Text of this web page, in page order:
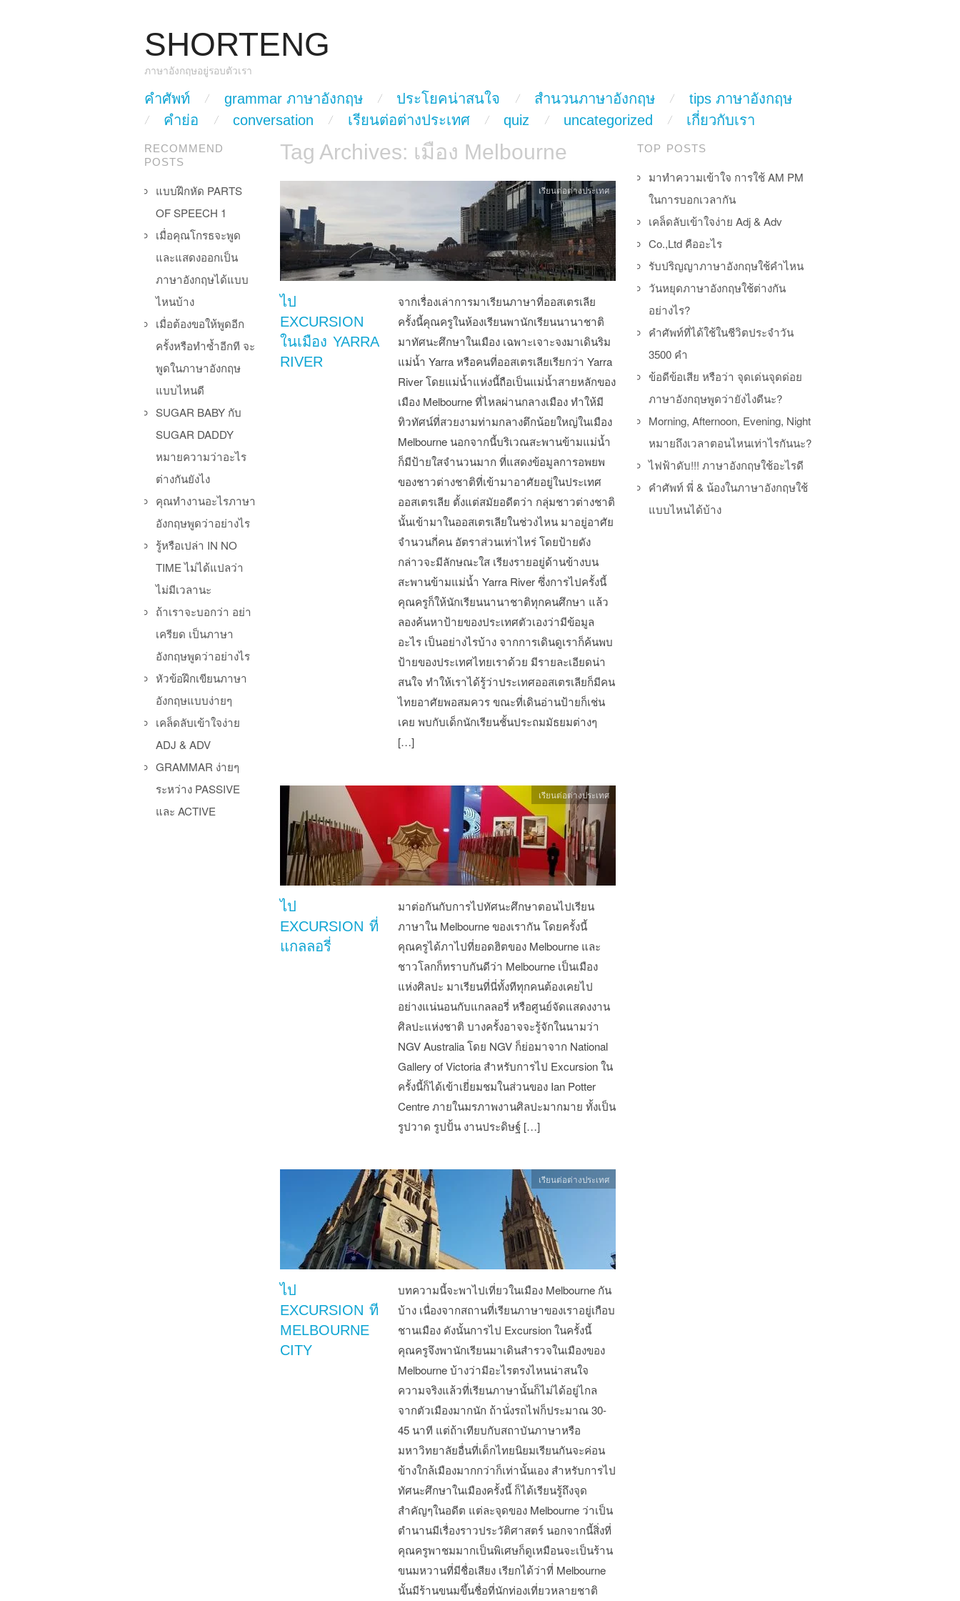
SHORTENG
ภาษาอังกฤษอยู่รอบตัวเรา
Main Menu
skip to content
คำศัพท์ grammar ภาษาอังกฤษ ประโยคน่าสนใจ สำนวนภาษาอังกฤษ
tips ภาษาอังกฤษ
คำย่อ
conversation เรียนต่อต่างประเทศ quiz uncategorized เกี่ยวกับเรา
Tag Archives: เมือง Melbourne
ไป
EXCURSION
ในเมือง YARRA
RIVER
จากเรื่องเล่าการมาเรียนภาษาที่ออสเตรเลีย
ครั้งนี้คุณครูในห้องเรียนพานักเรียนนานาชาติ
มาทัศนะศึกษาในเมือง เฉพาะเจาะจงมาเดินริม
แม่น้ำ Yarra หรือคนที่ออสเตรเลียเรียกว่า Yarra
River โดยแม่น้ำแห่งนี้ถือเป็นแม่น้ำสายหลักของ
เมือง Melbourne ที่ไหลผ่านกลางเมือง ทำให้มี
ทิวทัศน์ที่สวยงามท่ามกลางตึกน้อยใหญ่ในเมือง
Melbourne นอกจากนี้บริเวณสะพานข้ามแม่น้ำ
ก็มีป้ายใสจำนวนมาก ที่แสดงข้อมูลการอพยพ
ของชาวต่างชาติที่เข้ามาอาศัยอยู่ในประเทศ
ออสเตรเลีย ตั้งแต่สมัยอดีตว่า กลุ่มชาวต่างชาติ
นั้นเข้ามาในออสเตรเลียในช่วงไหน มาอยู่อาศัย
จำนวนกี่คน อัตราส่วนเท่าไหร่ โดยป้ายดัง
กล่าวจะมีลักษณะใส เรียงรายอยู่ด้านข้างบน
สะพานข้ามแม่น้ำ Yarra River ซึ่งการไปครั้งนี้
คุณครูก็ให้นักเรียนนานาชาติทุกคนศึกษา แล้ว
ลองค้นหาป้ายของประเทศตัวเองว่ามีข้อมูล
อะไร เป็นอย่างไรบ้าง จากการเดินดูเราก็ค้นพบ
ป้ายของประเทศไทยเราด้วย มีรายละเอียดน่า
สนใจ ทำให้เราได้รู้ว่าประเทศออสเตรเลียก็มีคน
ไทยอาศัยพอสมควร ขณะที่เดินอ่านป้ายก็เช่น
เคย พบกับเด็กนักเรียนชั้นประถมมัธยมต่างๆ
[…]
เรียนต่อต่างประเทศ
ไป
EXCURSION ที่
แกลลอรี่
มาต่อกันกับการไปทัศนะศึกษาตอนไปเรียน
ภาษาใน Melbourne ของเรากัน โดยครั้งนี้
คุณครูได้ภาไปที่ยอดฮิตของ Melbourne และ
ชาวโลกก็ทราบกันดีว่า Melbourne เป็นเมือง
แห่งศิลปะ มาเรียนที่นี่ทั้งทีทุกคนต้องเคยไป
อย่างแน่นอนกับแกลลอรี่ หรือศูนย์จัดแสดงงาน
ศิลปะแห่งชาติ บางครั้งอาจจะรู้จักในนามว่า
NGV Australia โดย NGV ก็ย่อมาจาก National
Gallery of Victoria สำหรับการไป Excursion ใน
ครั้งนี้ก็ได้เข้าเยี่ยมชมในส่วนของ Ian Potter
Centre ภายในมรภาพงานศิลปะมากมาย ทั้งเป็น
รูปวาด รูปปั้น งานประดิษฐ์ […]
เรียนต่อต่างประเทศ
ไป
EXCURSION ที
MELBOURNE
CITY
บทความนี้จะพาไปเที่ยวในเมือง Melbourne กัน
บ้าง เนื่องจากสถานที่เรียนภาษาของเราอยู่เกือบ
ชานเมือง ดังนั้นการไป Excursion ในครั้งนี้
คุณครูจึงพานักเรียนมาเดินสำรวจในเมืองของ
Melbourne บ้างว่ามีอะไรตรงไหนน่าสนใจ
ความจริงแล้วที่เรียนภาษานั้นก็ไม่ได้อยู่ไกล
จากตัวเมืองมากนัก ถ้านั่งรถไฟก็ประมาณ 30-
45 นาที แต่ถ้าเทียบกับสถาบันภาษาหรือ
มหาวิทยาลัยอื่นที่เด็กไทยนิยมเรียนกันจะค่อน
ข้างใกล้เมืองมากกว่าก็เท่านั้นเอง สำหรับการไป
ทัศนะศึกษาในเมืองครั้งนี้ ก็ได้เรียนรู้ถึงจุด
สำคัญๆในอดีต แต่ละจุดของ Melbourne ว่าเป็น
ตำนานมีเรื่องราวประวัติศาสตร์ นอกจากนี้สิ่งที่
คุณครูพาชมมากเป็นพิเศษก็ดูเหมือนจะเป็นร้าน
ขนมหวานที่มีชื่อเสียง เรียกได้ว่าที่ Melbourne
นั้นมีร้านขนมขึ้นชื่อที่นักท่องเที่ยวหลายชาติ
เรียนต่อต่างประเทศ
RECOMMEND
POSTS
แบบฝึกหัด PARTS
OF SPEECH 1
เมื่อคุณโกรธจะพูด
และแสดงออกเป็น
ภาษาอังกฤษได้แบบ
ไหนบ้าง
เมื่อต้องขอให้พูดอีก
ครั้งหรือทำซ้ำอีกที จะ
พูดในภาษาอังกฤษ
แบบไหนดี
SUGAR BABY กับ
SUGAR DADDY
หมายความว่าอะไร
ต่างกันยังไง
คุณทำงานอะไรภาษา
อังกฤษพูดว่าอย่างไร
รู้หรือเปล่า IN NO
TIME ไม่ได้แปลว่า
ไม่มีเวลานะ
ถ้าเราจะบอกว่า อย่า
เครียด เป็นภาษา
อังกฤษพูดว่าอย่างไร
หัวข้อฝึกเขียนภาษา
อังกฤษแบบง่ายๆ
เคล็ดลับเข้าใจง่าย
ADJ & ADV
GRAMMAR ง่ายๆ
ระหว่าง PASSIVE
และ ACTIVE
TOP POSTS
มาทำความเข้าใจ การใช้ AM PM
ในการบอกเวลากัน
เคล็ดลับเข้าใจง่าย Adj & Adv
Co.,Ltd คืออะไร
รับปริญญาภาษาอังกฤษใช้คำไหน
วันหยุดภาษาอังกฤษใช้ต่างกัน
อย่างไร?
คำศัพท์ที่ได้ใช้ในชีวิตประจำวัน
3500 คำ
ข้อดีข้อเสีย หรือว่า จุดเด่นจุดด่อย
ภาษาอังกฤษพูดว่ายังไงดีนะ?
Morning, Afternoon, Evening, Night
หมายถึงเวลาตอนไหนเท่าไรกันนะ?
ไฟฟ้าดับ!!! ภาษาอังกฤษใช้อะไรดี
คำศัพท์ พี่ & น้องในภาษาอังกฤษใช้
แบบไหนได้บ้าง